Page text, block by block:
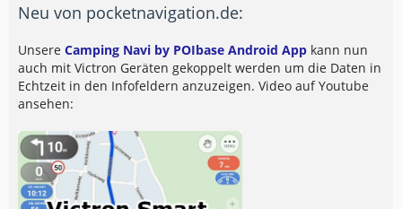
Neu von pocketnavigation.de:
Unsere Camping Navi by POIbase Android App kann nun
auch mit Victron Geräten gekoppelt werden um die Daten in
Echtzeit in den Infofeldern anzuzeigen. Video auf Youtube
ansehen: